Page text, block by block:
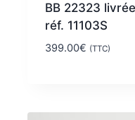
BB 22323
réf. 11103S
399.00€ (TTC)